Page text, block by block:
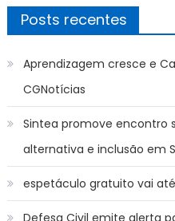
Posts recentes
Aprendizagem cresce e
CGNotícias
Sintea promove encontro
alternativa e inclusão em
espetáculo gratuito vai
Defesa Civil emite alerta